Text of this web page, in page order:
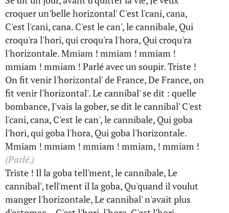
croquer un'belle horizontal' C'est l'cani, cana,
C'est l'cani, cana. C'est le can', le cannibale, Qui
croqu'ra l'hori, qui croqu'ra l'hora, Qui croqu'ra
l'horizontale. Mmiam ! mmiam ! mmiam !
mmiam ! mmiam ! Parlé avec un soupir. Triste !
On fit venir l'horizontal' de France, De France, on
fit venir l'horizontal'. Le cannibal' se dit : quelle
bombance, J'vais la gober, se dit le cannibal' C'est
l'cani, cana, C'est le can', le cannibale, Qui goba
l'hori, qui goba l'hora, Qui goba l'horizontale.
Mmiam ! mmiam ! mmiam ! mmiam, ! mmiam !
(Parlé.)
Triste ! Il la goba tell'ment, le cannibale, Le
cannibal', tell'ment il la goba, Qu'quand il voulut
manger l'horizontale, Le cannibal' n'avait plus